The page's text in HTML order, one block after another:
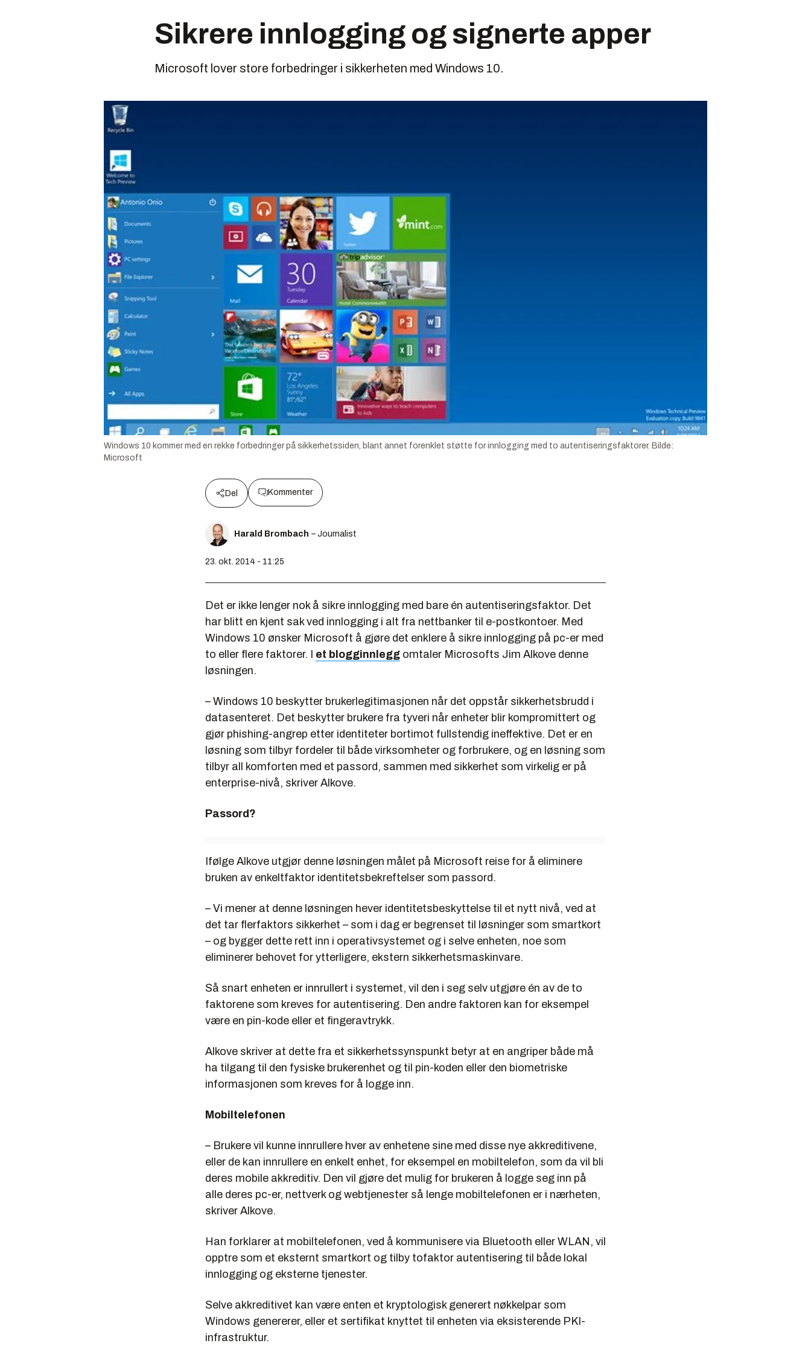
Sikrere innlogging og signerte apper
Microsoft lover store forbedringer i sikkerheten med Windows 10.
Windows 10 kommer med en rekke forbedringer på sikkerhetssiden, blant annet forenklet støtte for innlogging med to autentiseringsfaktorer. Bilde:
Microsoft
Del Kommenter
Harald Brombach – Journalist
23. okt. 2014 - 11:25
Det er ikke lenger nok å sikre innlogging med bare én autentiseringsfaktor. Det
har blitt en kjent sak ved innlogging i alt fra nettbanker til e-postkontoer. Med
Windows 10 ønsker Microsoft å gjøre det enklere å sikre innlogging på pc-er med
to eller flere faktorer. I et blogginnlegg omtaler Microsofts Jim Alkove denne
løsningen.
– Windows 10 beskytter brukerlegitimasjonen når det oppstår sikkerhetsbrudd i
datasenteret. Det beskytter brukere fra tyveri når enheter blir kompromittert og
gjør phishing-angrep etter identiteter bortimot fullstendig ineffektive. Det er en
løsning som tilbyr fordeler til både virksomheter og forbrukere, og en løsning som
tilbyr all komforten med et passord, sammen med sikkerhet som virkelig er på
enterprise-nivå, skriver Alkove.
Passord?
Ifølge Alkove utgjør denne løsningen målet på Microsoft reise for å eliminere
bruken av enkeltfaktor identitetsbekreftelser som passord.
– Vi mener at denne løsningen hever identitetsbeskyttelse til et nytt nivå, ved at
det tar flerfaktors sikkerhet – som i dag er begrenset til løsninger som smartkort
– og bygger dette rett inn i operativsystemet og i selve enheten, noe som
eliminerer behovet for ytterligere, ekstern sikkerhetsmaskinvare.
Så snart enheten er innrullert i systemet, vil den i seg selv utgjøre én av de to
faktorene som kreves for autentisering. Den andre faktoren kan for eksempel
være en pin-kode eller et fingeravtrykk.
Alkove skriver at dette fra et sikkerhetssynspunkt betyr at en angriper både må
ha tilgang til den fysiske brukerenhet og til pin-koden eller den biometriske
informasjonen som kreves for å logge inn.
Mobiltelefonen
– Brukere vil kunne innrullere hver av enhetene sine med disse nye akkreditivene,
eller de kan innrullere en enkelt enhet, for eksempel en mobiltelefon, som da vil bli
deres mobile akkreditiv. Den vil gjøre det mulig for brukeren å logge seg inn på
alle deres pc-er, nettverk og webtjenester så lenge mobiltelefonen er i nærheten,
skriver Alkove.
Han forklarer at mobiltelefonen, ved å kommunisere via Bluetooth eller WLAN, vil
opptre som et eksternt smartkort og tilby tofaktor autentisering til både lokal
innlogging og eksterne tjenester.
Selve akkreditivet kan være enten et kryptologisk generert nøkkelpar som
Windows genererer, eller et sertifikat knyttet til enheten via eksisterende PKI-
infrastruktur.